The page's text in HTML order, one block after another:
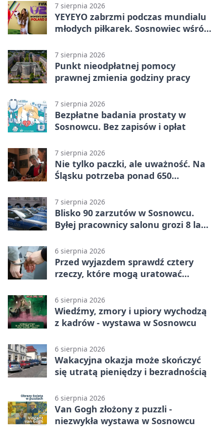
7 sierpnia 2026
YEYEYO zabrzmi podczas mundialu
młodych piłkarek. Sosnowiec wśród
7 sierpnia 2026
Punkt nieodpłatnej pomocy
prawnej zmienia godziny pracy
7 sierpnia 2026
Bezpłatne badania prostaty w
Sosnowcu. Bez zapisów i opłat
7 sierpnia 2026
Nie tylko paczki, ale uważność. Na
Śląsku potrzeba ponad 650
7 sierpnia 2026
Blisko 90 zarzutów w Sosnowcu.
Byłej pracownicy salonu grozi 8 lat
6 sierpnia 2026
Przed wyjazdem sprawdź cztery
rzeczy, które mogą uratować
6 sierpnia 2026
Wiedźmy, zmory i upiory wychodzą
z kadrów - wystawa w Sosnowcu
6 sierpnia 2026
Wakacyjna okazja może skończyć
się utratą pieniędzy i bezradnością
6 sierpnia 2026
Van Gogh złożony z puzzli -
niezwykła wystawa w Sosnowcu